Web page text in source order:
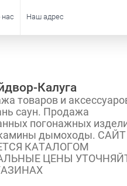
Наш адрес
Калуга
товаров и
саун. Продажа
погонажных
дымоходы. САЙТ
КАТАЛОГОМ
ЦЕНЫ